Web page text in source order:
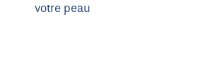
votre peau